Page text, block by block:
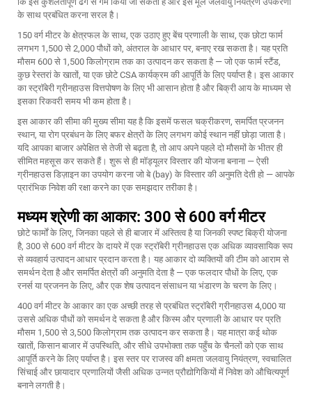
के साथ प्रबंधित करना सरल है।
150 वर्ग मीटर के क्षेत्रफल के साथ, एक उठाए हुए बेंच प्रणाली के साथ, एक छोटा फार्म
लगभग 1,500 से 2,000 पौधों को, अंतराल के आधार पर, बनाए रख सकता है। यह प्रति
मौसम 600 से 1,500 किलोग्राम तक का उत्पादन कर सकता है — जो एक फार्म स्टैंड,
कुछ रेस्तरां के खातों, या एक छोटे CSA कार्यक्रम की आपूर्ति के लिए पर्याप्त है। इस आकार
का स्ट्रॉबेरी ग्रीनहाउस वित्तपोषण के लिए भी आसान होता है और बिक्री आय के माध्यम से
इसका रिकवरी समय भी कम होता है।
इस आकार की सीमा की मुख्य सीमा यह है कि इसमें फसल चक्रीकरण, समर्पित प्रजनन
स्थान, या रोग प्रबंधन के लिए बफर क्षेत्रों के लिए लगभग कोई स्थान नहीं छोड़ा जाता है।
यदि आपका बाजार अपेक्षित से तेजी से बढ़ता है, तो आप अपने पहले दो मौसमों के भीतर ही
सीमित महसूस कर सकते हैं। शुरू से ही मॉड्यूलर विस्तार की योजना बनाना — ऐसी
ग्रीनहाउस डिज़ाइन का उपयोग करना जो बे (bay) के विस्तार की अनुमति देती हो — आपके
प्रारंभिक निवेश की रक्षा करने का एक समझदार तरीका है।
मध्यम श्रेणी का आकार: 300 से 600 वर्ग मीटर
छोटे फार्मों के लिए, जिनका पहले से ही बाजार में अस्तित्व है या जिनकी स्पष्ट बिक्री योजना
है, 300 से 600 वर्ग मीटर के दायरे में एक स्ट्रॉबेरी ग्रीनहाउस एक अधिक व्यावसायिक रूप
से व्यवहार्य उत्पादन आधार प्रदान करता है। यह आकार दो व्यक्तियों की टीम को आराम से
समर्थन देता है और समर्पित क्षेत्रों की अनुमति देता है — एक फलदार पौधों के लिए, एक
रनर्स या प्रजनन के लिए, और एक शेष उत्पादन संसाधन या भंडारण के चरण के लिए।
400 वर्ग मीटर के आकार का एक अच्छी तरह से प्रबंधित स्ट्रॉबेरी ग्रीनहाउस 4,000 या
उससे अधिक पौधों को समर्थन दे सकता है और किस्म और प्रणाली के आधार पर प्रति
मौसम 1,500 से 3,500 किलोग्राम तक उत्पादन कर सकता है। यह मात्रा कई थोक
खातों, किसान बाजार में उपस्थिति, और सीधे उपभोक्ता तक पहुँच के चैनलों को एक साथ
आपूर्ति करने के लिए पर्याप्त है। इस स्तर पर राजस्व की क्षमता जलवायु नियंत्रण, स्वचालित
सिंचाई और छायादार प्रणालियों जैसी अधिक उन्नत प्रौद्योगिकियों में निवेश को औचित्यपूर्ण
बनाने लगती है।